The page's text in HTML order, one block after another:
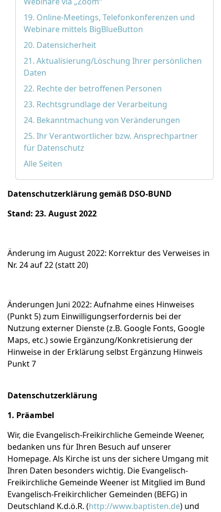
19. Online-Meetings, Telefonkonferenzen und
Webinare mittels BigBlueButton
20. Datensicherheit
21. Aktualisierung/Löschung Ihrer persönlichen
Daten
22. Rechte der betroffenen Personen
23. Rechtsgrundlage der Verarbeitung
24. Bekanntmachung von Veränderungen
25. Ihr Verantwortlicher bzw. Ansprechpartner
für Datenschutz
Alle Seiten
Datenschutzerklärung gemäß DSO-BUND
Stand: 23. August 2022
Änderung im August 2022: Korrektur des Verweises in
Nr. 24 auf 22 (statt 20)
Änderungen Juni 2022: Aufnahme eines Hinweises
(Punkt 5) zum Einwilligungserfordernis bei der
Nutzung externer Dienste (z.B. Google Fonts, Google
Maps, etc.) sowie Ergänzung/Konkretisierung der
Hinweise in der Erklärung selbst Ergänzung Hinweis
Punkt 7
Datenschutzerklärung
1. Präambel
Wir, die Evangelisch-Freikirchliche Gemeinde Weener,
bedanken uns für Ihren Besuch auf unserer
Homepage. Als Kirche ist uns der sichere Umgang mit
Ihren Daten besonders wichtig. Die Evangelisch-
Freikirchliche Gemeinde Weener ist Mitglied im Bund
Evangelisch-Freikirchlicher Gemeinden (BEFG) in
Deutschland K.d.ö.R. (http://www.baptisten.de) und